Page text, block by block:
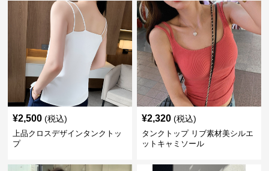
¥2,500 (税込)
上品クロスデザインタンクトッ
プ
¥2,320 (税込)
タンクトップ リブ素材美シルエ
ットキャミソール